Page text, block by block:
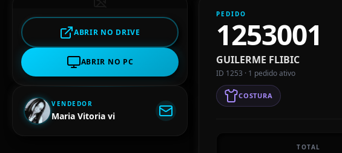
ABRIR NO DRIVE
ABRIR NO PC
VENDEDOR
Maria Vitoria vi
PEDIDO
1253001
GUILERME FLIBIC
ID 1253 · 1 pedido ativo
COSTURA
TOTAL